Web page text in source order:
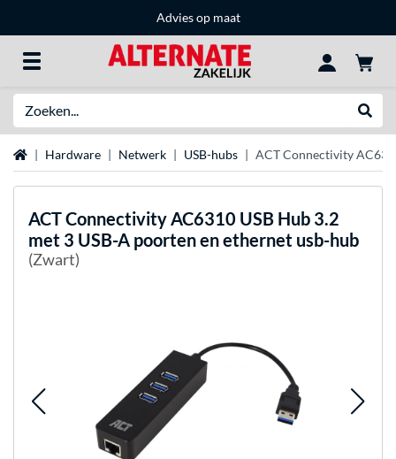
Advies op maat
Home Hardware Netwerk USB-hubs ACT Connectivity
ACT ConnectivityAC6310 USB Hub 3.2
met 3 USB-A poorten en ethernet usb-hub
(Zwart)